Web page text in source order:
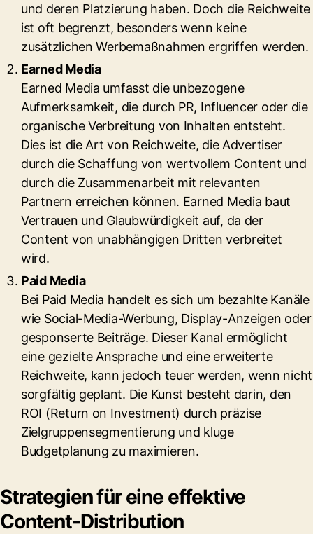
und deren Platzierung haben. Doch die Reichweite
ist oft begrenzt, besonders wenn keine
zusätzlichen Werbemaßnahmen ergriffen werden.
Earned Media
Earned Media umfasst die unbezogene
Aufmerksamkeit, die durch PR, Influencer oder die
organische Verbreitung von Inhalten entsteht.
Dies ist die Art von Reichweite, die Advertiser
durch die Schaffung von wertvollem Content und
durch die Zusammenarbeit mit relevanten
Partnern erreichen können. Earned Media baut
Vertrauen und Glaubwürdigkeit auf, da der
Content von unabhängigen Dritten verbreitet
wird.
Paid Media
Bei Paid Media handelt es sich um bezahlte Kanäle
wie Social-Media-Werbung, Display-Anzeigen oder
gesponserte Beiträge. Dieser Kanal ermöglicht
eine gezielte Ansprache und eine erweiterte
Reichweite, kann jedoch teuer werden, wenn nicht
sorgfältig geplant. Die Kunst besteht darin, den
ROI (Return on Investment) durch präzise
Zielgruppensegmentierung und kluge
Budgetplanung zu maximieren.
Strategien für eine effektive
Content-Distribution